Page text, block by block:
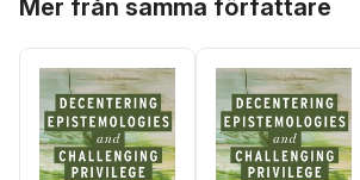
Mer från samma författare